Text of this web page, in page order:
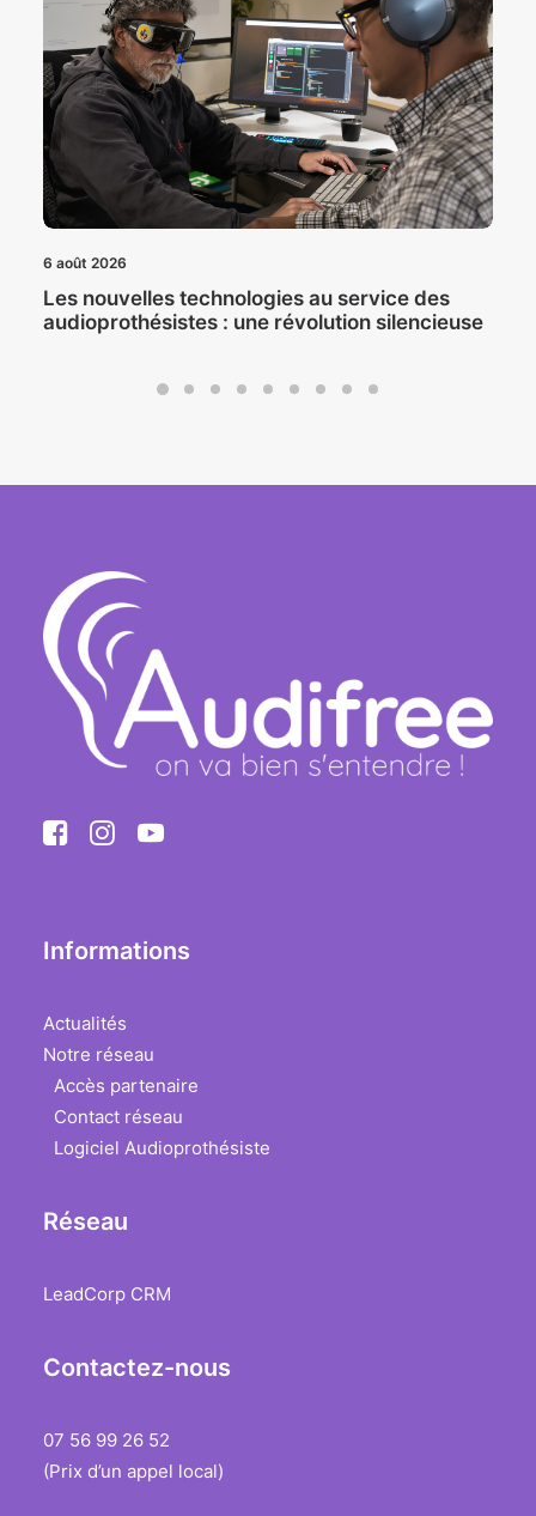
6 août 2026
Les nouvelles technologies au service des
audioprothésistes : une révolution silencieuse
Informations
Actualités
Notre réseau
Accès partenaire
Contact réseau
Logiciel Audioprothésiste
Réseau
LeadCorp CRM
Contactez-nous
07 56 99 26 52
(Prix d’un appel local)